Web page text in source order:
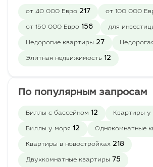
Сюда приезжают, чтобы
порыбачить, покататься на
попрыгать с тарзанки,
блюдами традиционной
Инфраструктура
Аланьи развита прекрасно.
магазины, супермаркеты,
прочее. А благодаря
транспортному
от 40 000 Евро 217 от 100 000
от 150 000 Евро 156 для
Недорогие квартиры 27
Элитная недвижимость 12
По популярным запросам
Виллы с бассейном 12 Квартиры у
Виллы у моря 12 Однокомнатные
Квартиры в новостройках 218
Двухкомнатные квартиры 75